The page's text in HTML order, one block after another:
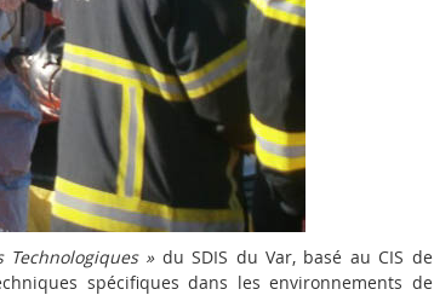
Technologiques »du SDIS du Var, basé au CIS de
spécifiques dans les environnements de